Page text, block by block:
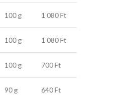
100 g 1 080 Ft
100 g 1 080 Ft
100 g 700 Ft
90 g 640 Ft